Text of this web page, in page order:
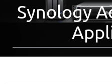
Synology